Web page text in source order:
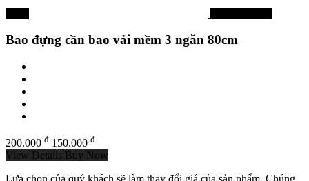
Bao đựng cần bao vải mềm 3 ngăn 80cm
200.000 đ 150.000 đ
View Details Buy Now
Lựa chọn của quý khách sẽ làm thay đổi giá của sản phẩm. Chúng